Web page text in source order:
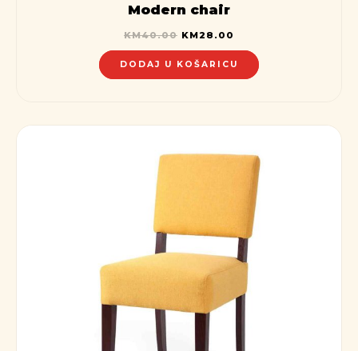
Modern chair
KM40.00 KM28.00
DODAJ U KOŠARICU